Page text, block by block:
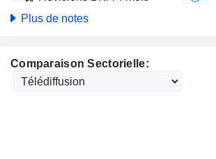
Plus de notes
Comparaison Sectorielle: